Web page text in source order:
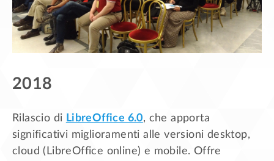
2018
Rilascio di LibreOffice 6.0, che apporta
significativi miglioramenti alle versioni desktop,
cloud (LibreOffice online) e mobile. Offre